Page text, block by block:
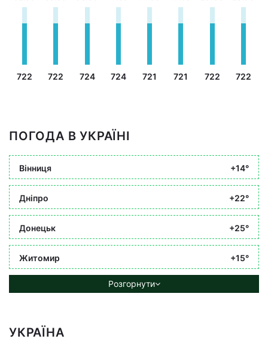
722 722 724 724 721 721 722 722
ПОГОДА В УКРАЇНІ
Вінниця +14°
Дніпро +22°
Донецьк +25°
Житомир +15°
Розгорнути
УКРАЇНА